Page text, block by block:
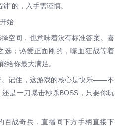
”的，入手需谨慎。
始
空间，也意味着没有标准答案。喜
选；热爱正面刚的，噬血狂战等着
给你最大满足。
。记住，这游戏的核心是快乐——不
是一刀暴击秒杀BOSS，只要你玩
百战奇兵，直播间下方手柄直接下